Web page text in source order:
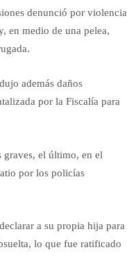
denunció por violencia
en medio de una pelea,
además daños
por la Fiscalía para
graves, el último, en el
por los policías
a su propia hija para
lo que fue ratificado